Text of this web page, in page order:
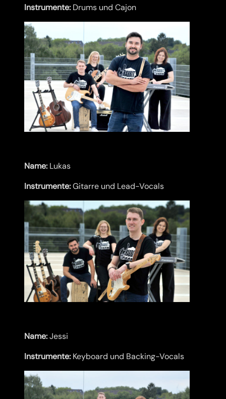
Instrumente: Drums und Cajon
Name: Lukas
Instrumente:Gitarre und Lead-Vocals
Name:Jessi
Instrumente: Keyboard und Backing-Vocals